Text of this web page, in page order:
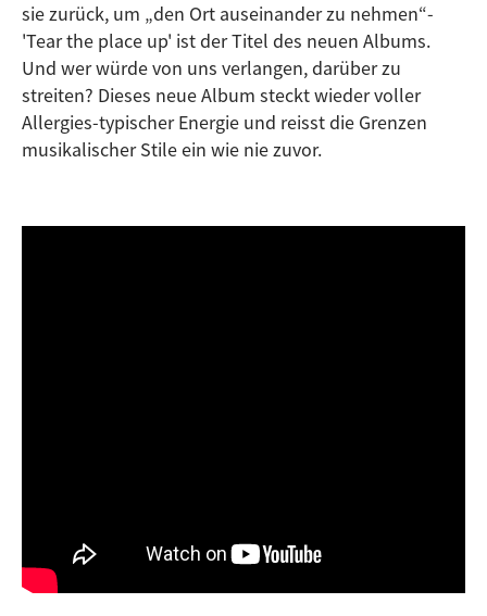
sie zurück, um „den Ort auseinander zu nehmen“-
'Tear the place up' ist der Titel des neuen Albums.
Und wer würde von uns verlangen, darüber zu
streiten? Dieses neue Album steckt wieder voller
Allergies-typischer Energie und reisst die Grenzen
musikalischer Stile ein wie nie zuvor.